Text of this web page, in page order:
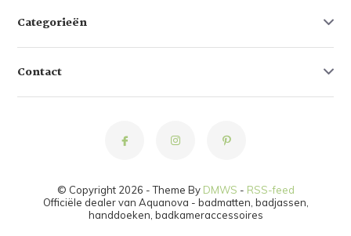
Categorieën
Contact
© Copyright 2026 - Theme By DMWS - RSS-feed
Officiële dealer van Aquanova - badmatten, badjassen,
handdoeken, badkameraccessoires